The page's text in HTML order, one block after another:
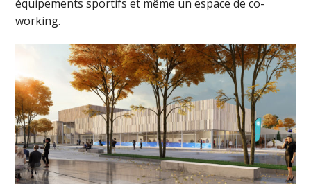
équipements sportifs et même un espace de co-
working.